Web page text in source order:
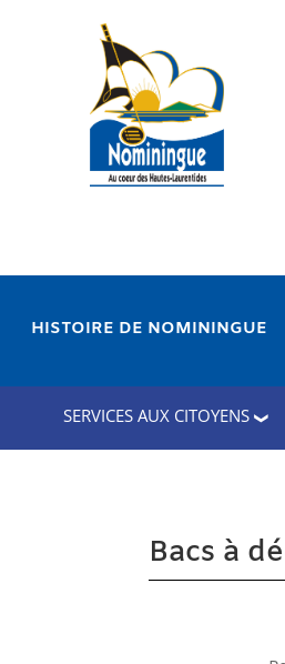
HISTOIRE DE NOMININGUE
SERVICES AUX CITOYENS
Bacs à